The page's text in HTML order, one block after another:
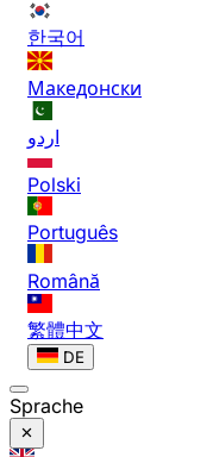
한국어
Македонски
اردو
Polski
Português
Română
繁體中文
DE
Sprache